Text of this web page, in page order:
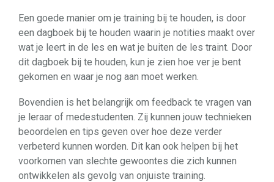
Een goede manier om je training bij te houden, is door
een dagboek bij te houden waarin je notities maakt over
wat je leert in de les en wat je buiten de les traint. Door
dit dagboek bij te houden, kun je zien hoe ver je bent
gekomen en waar je nog aan moet werken.
Bovendien is het belangrijk om feedback te vragen van
je leraar of medestudenten. Zij kunnen jouw technieken
beoordelen en tips geven over hoe deze verder
verbeterd kunnen worden. Dit kan ook helpen bij het
voorkomen van slechte gewoontes die zich kunnen
ontwikkelen als gevolg van onjuiste training.